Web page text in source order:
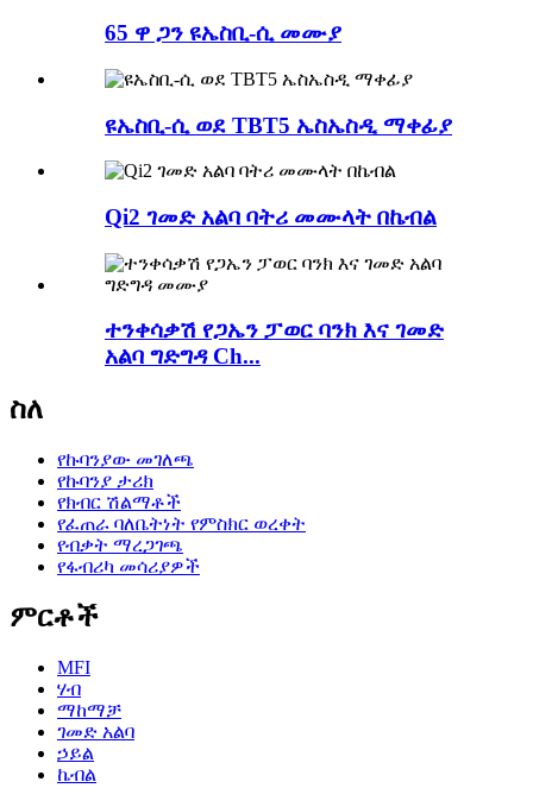
65 ዋ ጋን ዩኤስቢ-ሲ መሙያ
ዩኤስቢ-ሲ ወደ TBT5 ኤስኤስዲ ማቀፊያ
Qi2 ገመድ አልባ ባትሪ መሙላት በኬብል
ተንቀሳቃሽ የጋኤን ፓወር ባንክ እና ገመድ
አልባ ግድግዳ Ch...
ስለ
የኩባንያው መገለጫ
የኩባንያ ታሪክ
የክብር ሽልማቶች
የፈጠራ ባለቤትነት የምስክር ወረቀት
የብቃት ማረጋገጫ
የፋብሪካ መሳሪያዎች
ምርቶች
MFI
ሃብ
ማከማቻ
ገመድ አልባ
ኃይል
ኬብል